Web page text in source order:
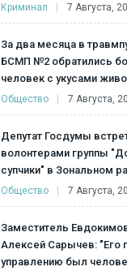
Криминал 7 Августа,
За два месяца в
БСМП №2 обратились
человек с укусами
Общество 7 Августа,
Депутат Госдумы
волонтерами группы
супчики" в Зональном
Общество 7 Августа,
Заместитель
Алексей Сарычев: "Его
управлению был